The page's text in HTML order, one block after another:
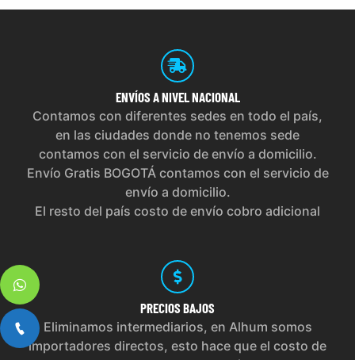
ENVÍOS A NIVEL NACIONAL
Contamos con diferentes sedes en todo el país,
en las ciudades donde no tenemos sede
contamos con el servicio de envío a domicilio.
Envío Gratis BOGOTÁ contamos con el servicio de
envío a domicilio.
El resto del país costo de envío cobro adicional
PRECIOS BAJOS
Eliminamos intermediarios, en Alhum somos
importadores directos, esto hace que el costo de